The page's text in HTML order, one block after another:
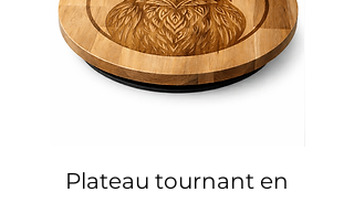
Plateau tournant en